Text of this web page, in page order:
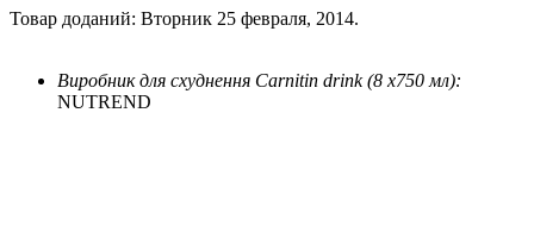
Товар доданий: Вторник 25 февраля, 2014.
Виробник для схуднення Carnitin drink (8 x750 мл):
NUTREND